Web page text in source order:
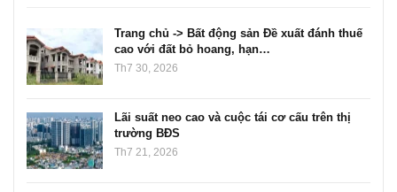
Trang chủ -> Bất động sản Đề xuất đánh thuế
cao với đất bỏ hoang, hạn…
Th7 30, 2026
Lãi suất neo cao và cuộc tái cơ cấu trên thị
trường BĐS
Th7 21, 2026